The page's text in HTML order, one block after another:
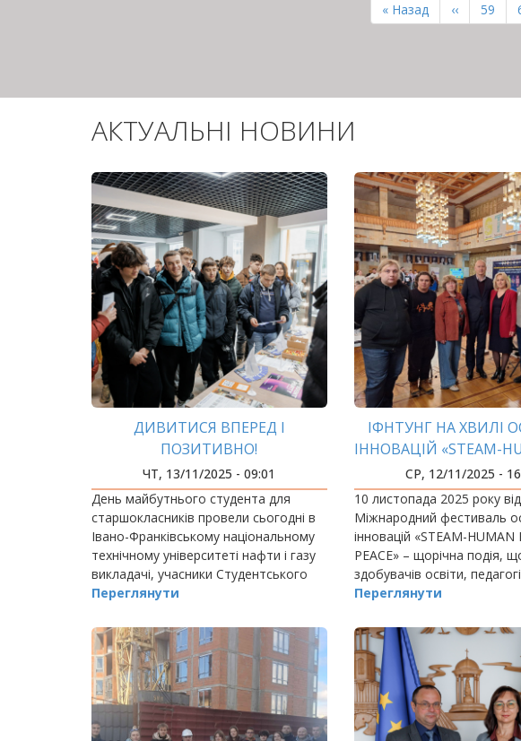
Перша
сторінка
« Назад
Попередня
сторінка
‹‹ Page
59
АКТУАЛЬНІ НОВИНИ
ДИВИТИСЯ ВПЕРЕД І
ПОЗИТИВНО!
ЧТ, 13/11/2025 - 09:01
День майбутнього студента для
старшокласників провели сьогодні в
Івано-Франківському національному
технічному університеті нафти і газу
викладачі, учасники Студентського
парламенту й Студентського
Переглянути
ІФНТУНГ НА ХВИЛІ
ІННОВАЦІЙ «STEAM-
PEACE»
СР, 12/11/2025 -
10 листопада 2025 року
Міжнародний фестиваль
інновацій «STEAM-HUMAN
PEACE» – щорічна подія,
здобувачів освіти,
науковців і митців з України
технологій у навчанні…
Переглянути